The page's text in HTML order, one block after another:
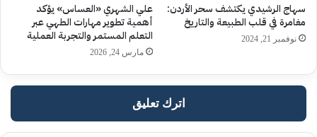
سهاج الرشيدي يكتشف سحر الأردن:
مغامرة في قلب الطبيعة والتاريخ
نوفمبر 21, 2024
علي الشهري «العساس» يؤكد
أهمية تطوير مهارات الطهي عبر
التعلم المستمر والتجربة العملية
مارس 24, 2026
اترك تعليق